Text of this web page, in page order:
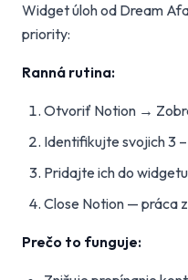
Widget úloh od Dream
priority:
Ranná rutina:
Otvoriť Notion →
Identifikujte svojich 3
Pridajte ich do
Close Notion — práca
Prečo to funguje: